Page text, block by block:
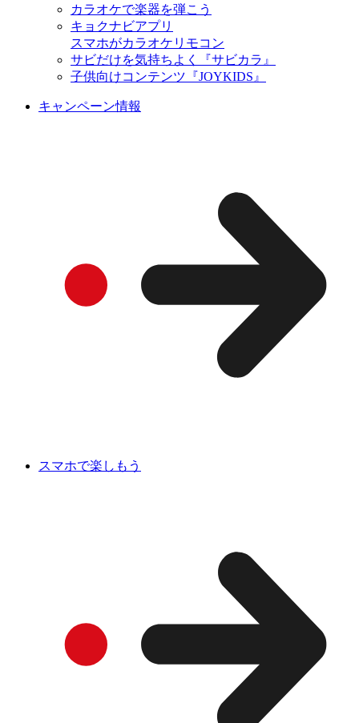
カラオケで楽器を弾こう
キョクナビアプリ
スマホがカラオケリモコン
サビだけを気持ちよく『サビカラ』
子供向けコンテンツ『JOYKIDS』
キャンペーン情報
スマホで楽しもう